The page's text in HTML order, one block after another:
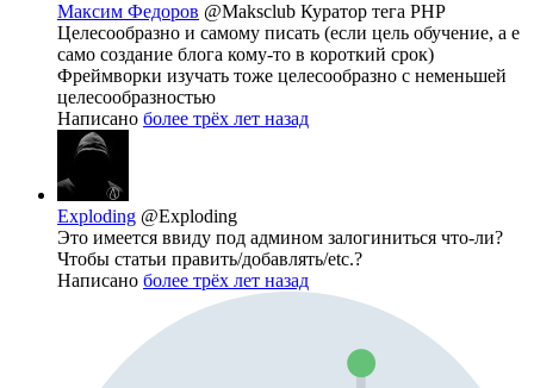
Максим Федоров @Maksclub Куратор тега PHP
Целесообразно и самому писать (если цель обучение, а е
само создание блога кому-то в короткий срок)
Фреймворки изучать тоже целесообразно с неменьшей
целесообразностью
Написано более трёх лет назад
Exploding @Exploding
Это имеется ввиду под админом залогиниться что-ли?
Чтобы статьи править/добавлять/etc.?
Написано более трёх лет назад